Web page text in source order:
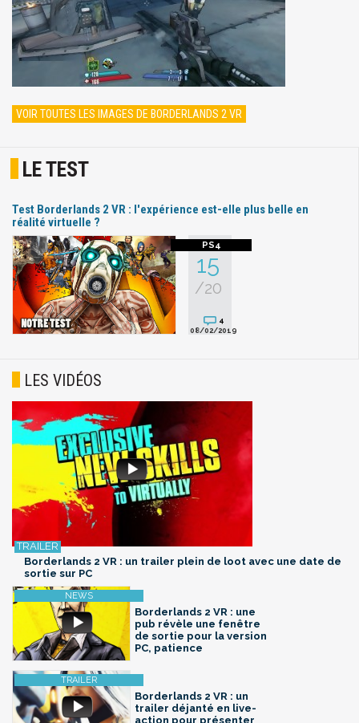
VOIR TOUTES LES IMAGES DE BORDERLANDS 2 VR
LE TEST
Test Borderlands 2 VR : l'expérience est-elle plus belle en
réalité virtuelle ?
15
/20
4
08/02/2019
LES VIDÉOS
Borderlands 2 VR : un trailer plein de loot avec une date de
sortie sur PC
Borderlands 2 VR : une
pub révèle une fenêtre
de sortie pour la version
PC, patience
Borderlands 2 VR : un
trailer déjanté en live-
action pour présenter